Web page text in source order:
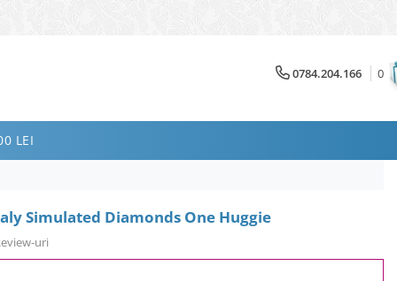
0784.204.166 0
LEI
Simulated Diamonds One Huggie
uri